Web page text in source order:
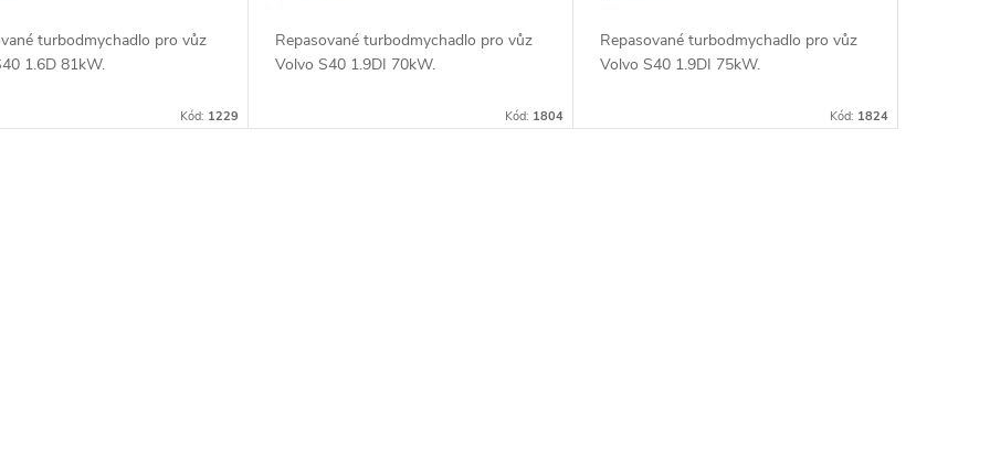
turbodmychadlo pro vůz
1.6D 81kW.
Kód: 1229
Repasované turbodmychadlo pro vůz
Volvo S40 1.9DI 70kW.
Kód: 1804
Repasované turbodmychadlo pro vůz
Volvo S40 1.9DI 75kW.
Kód: 1824